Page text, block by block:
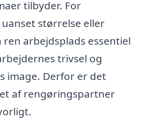
tilbyder. For
størrelse eller
ren arbejdsplads essentiel
trivsel og
image. Derfor er det
af rengøringspartner